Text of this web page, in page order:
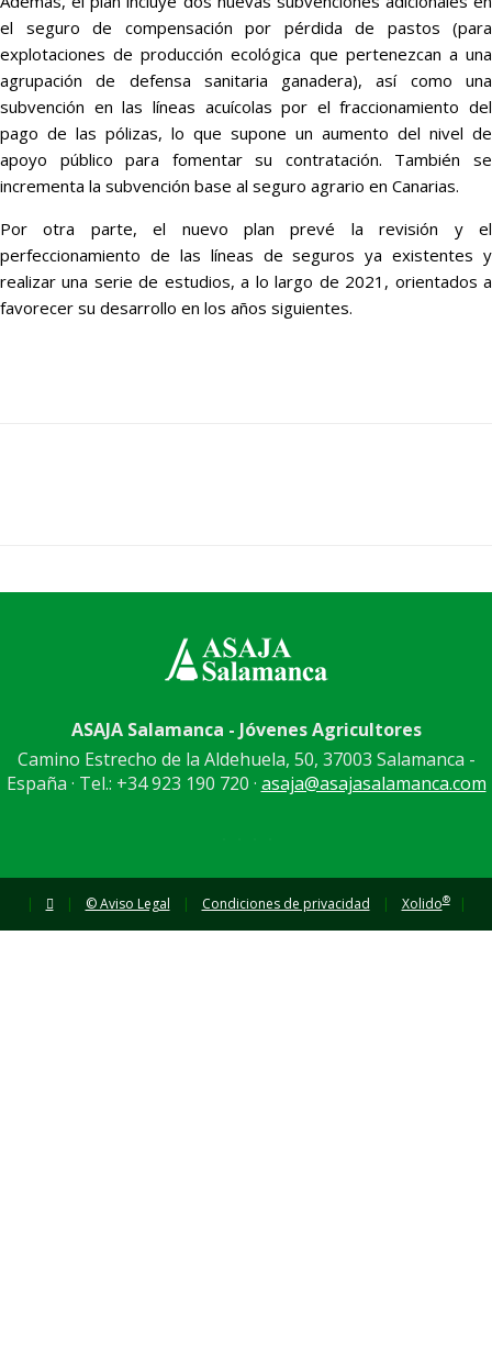
el seguro de compensación por pérdida de pastos (para
explotaciones de producción ecológica que pertenezcan a una
agrupación de defensa sanitaria ganadera), así como una
subvención en las líneas acuícolas por el fraccionamiento del
pago de las pólizas, lo que supone un aumento del nivel de
apoyo público para fomentar su contratación. También se
incrementa la subvención base al seguro agrario en Canarias.
Por otra parte, el nuevo plan prevé la revisión y el
perfeccionamiento de las líneas de seguros ya existentes y
realizar una serie de estudios, a lo largo de 2021, orientados a
favorecer su desarrollo en los años siguientes.
ASAJA Salamanca - Jóvenes Agricultores
Camino Estrecho de la Aldehuela, 50, 37003 Salamanca -
España · Tel.: +34 923 190 720 · asaja@asajasalamanca.com
| | © Aviso Legal | Condiciones de privacidad | Xolido® |